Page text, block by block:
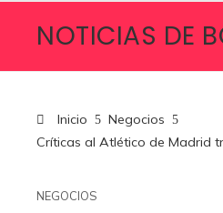
NOTICIAS DE
Inicio
Negocios
Críticas al Atlético de Madrid
NEGOCIOS